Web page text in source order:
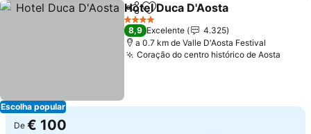
Escolha popular
PartilharAdicionar aos favoritos
Hotel Duca D'Aosta
4 Estrelas
8,9 Excelente
4.325
a 0.7 km de Valle D'Aosta Festival
Coração do centro histórico de Aosta
De € 100